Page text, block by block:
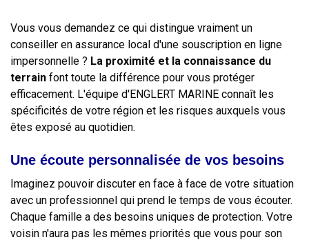
Vous vous demandez ce qui distingue vraiment un
conseiller en assurance local d'une souscription en ligne
impersonnelle ? La proximité et la connaissance du
terrain font toute la différence pour vous protéger
efficacement. L'équipe d'ENGLERT MARINE connaît les
spécificités de votre région et les risques auxquels vous
êtes exposé au quotidien.
Une écoute personnalisée de vos besoins
Imaginez pouvoir discuter en face à face de votre situation
avec un professionnel qui prend le temps de vous écouter.
Chaque famille a des besoins uniques de protection. Votre
voisin n'aura pas les mêmes priorités que vous pour son